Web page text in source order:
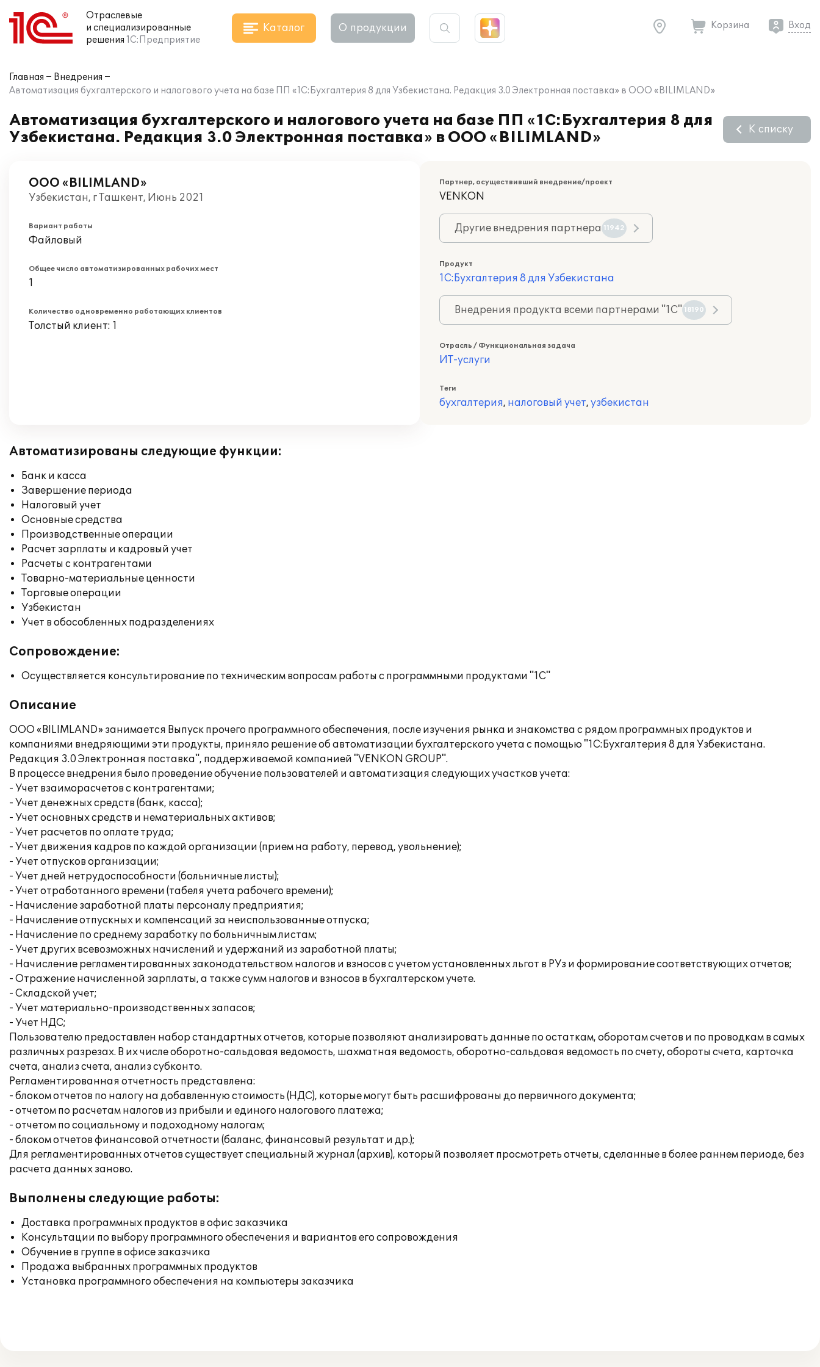
Отраслевые
и специализированные
решения 1С:Предприятие
Каталог О продукции Корзина Вход
Главная
Внедрения
Автоматизация бухгалтерского и налогового учета на базе ПП «1С:Бухгалтерия 8 для Узбекистана. Редакция 3.0 Электронная поставка» в ООО «BILIMLAND»
Автоматизация бухгалтерского и налогового учета на базе ПП «1С:Бухгалтерия 8 для
Узбекистана. Редакция 3.0 Электронная поставка» в ООО «BILIMLAND»
К списку
ООО «BILIMLAND»
Узбекистан, г Ташкент, Июнь 2021
Вариант работы
Файловый
Общее число автоматизированных рабочих мест
1
Количество одновременно работающих клиентов
Толстый клиент: 1
Партнер, осуществивший внедрение/проект
VENKON
Другие внедрения партнера 11942
Продукт
1С:Бухгалтерия 8 для Узбекистана
Внедрения продукта всеми партнерами "1С" 18190
Отрасль / Функциональная задача
ИТ-услуги
Теги
бухгалтерия, налоговый учет, узбекистан
Автоматизированы следующие функции:
Банк и касса
Завершение периода
Налоговый учет
Основные средства
Производственные операции
Расчет зарплаты и кадровый учет
Расчеты с контрагентами
Товарно-материальные ценности
Торговые операции
Узбекистан
Учет в обособленных подразделениях
Сопровождение:
Осуществляется консультирование по техническим вопросам работы с программными продуктами "1С"
Описание
ООО «BILIMLAND» занимается Выпуск прочего программного обеспечения, после изучения рынка и знакомства с рядом программных продуктов и
компаниями внедряющими эти продукты, приняло решение об автоматизации бухгалтерского учета с помощью "1С:Бухгалтерия 8 для Узбекистана.
Редакция 3.0 Электронная поставка", поддерживаемой компанией "VENKON GROUP".
В процессе внедрения было проведение обучение пользователей и автоматизация следующих участков учета:
- Учет взаиморасчетов с контрагентами;
- Учет денежных средств (банк, касса);
- Учет основных средств и нематериальных активов;
- Учет расчетов по оплате труда;
- Учет движения кадров по каждой организации (прием на работу, перевод, увольнение);
- Учет отпусков организации;
- Учет дней нетрудоспособности (больничные листы);
- Учет отработанного времени (табеля учета рабочего времени);
- Начисление заработной платы персоналу предприятия;
- Начисление отпускных и компенсаций за неиспользованные отпуска;
- Начисление по среднему заработку по больничным листам;
- Учет других всевозможных начислений и удержаний из заработной платы;
- Начисление регламентированных законодательством налогов и взносов с учетом установленных льгот в РУз и формирование соответствующих отчетов;
- Отражение начисленной зарплаты, а также сумм налогов и взносов в бухгалтерском учете.
- Складской учет;
- Учет материально-производственных запасов;
- Учет НДС;
Пользователю предоставлен набор стандартных отчетов, которые позволяют анализировать данные по остаткам, оборотам счетов и по проводкам в самых
различных разрезах. В их числе оборотно-сальдовая ведомость, шахматная ведомость, оборотно-сальдовая ведомость по счету, обороты счета, карточка
счета, анализ счета, анализ субконто.
Регламентированная отчетность представлена:
- блоком отчетов по налогу на добавленную стоимость (НДС), которые могут быть расшифрованы до первичного документа;
- отчетом по расчетам налогов из прибыли и единого налогового платежа;
- отчетом по социальному и подоходному налогам;
- блоком отчетов финансовой отчетности (баланс, финансовый результат и др.);
Для регламентированных отчетов существует специальный журнал (архив), который позволяет просмотреть отчеты, сделанные в более раннем периоде, без
расчета данных заново.
Выполнены следующие работы:
Доставка программных продуктов в офис заказчика
Консультации по выбору программного обеспечения и вариантов его сопровождения
Обучение в группе в офисе заказчика
Продажа выбранных программных продуктов
Установка программного обеспечения на компьютеры заказчика